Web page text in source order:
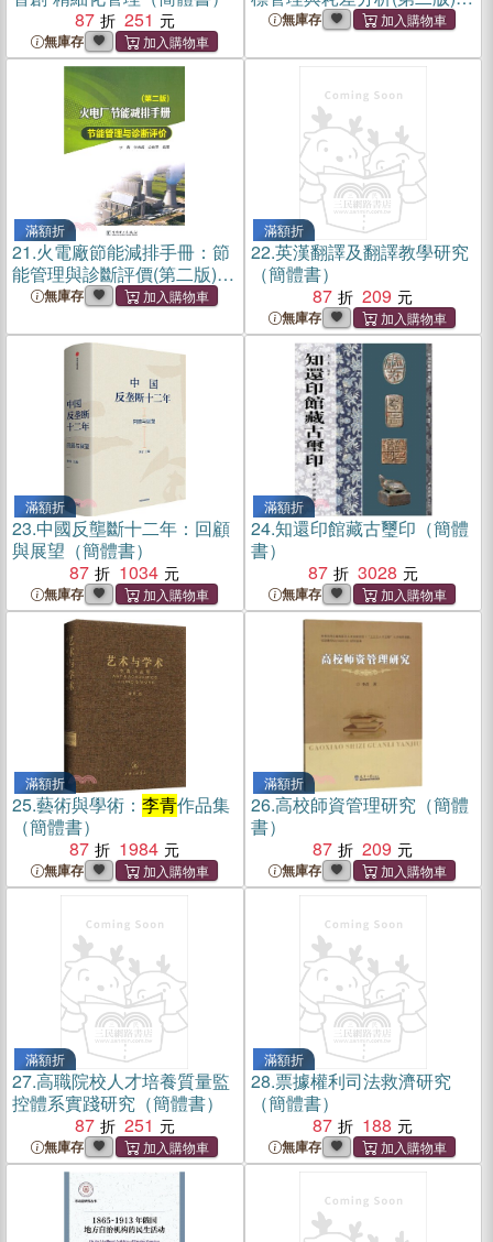
87
251
無庫存
（簡體書）
無庫存
滿額折
21.火電廠節能減排手冊：節
能管理與診斷評價(第二版)
（簡體書）
無庫存
滿額折
22.英漢翻譯及翻譯教學研究
（簡體書）
87
209
無庫存
滿額折
23.中國反壟斷十二年：回顧
與展望（簡體書）
87
1034
無庫存
滿額折
24.知還印館藏古璽印（簡體
書）
87
3028
無庫存
滿額折
25.藝術與學術： 李青作品集
（簡體書）
87
1984
無庫存
滿額折
26.高校師資管理研究（簡體
書）
87
209
無庫存
滿額折
27.高職院校人才培養質量監
控體系實踐研究（簡體書）
87
251
無庫存
滿額折
28.票據權利司法救濟研究
（簡體書）
87
188
無庫存